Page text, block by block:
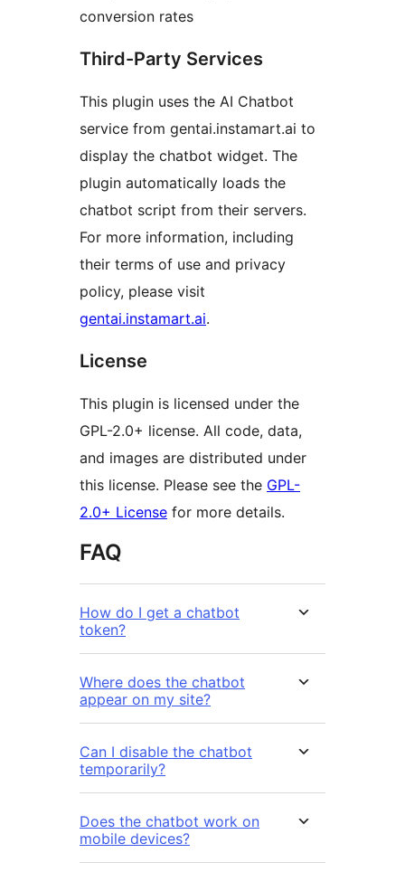
conversion rates
Third-Party Services
This plugin uses the AI Chatbot
service from gentai.instamart.ai to
display the chatbot widget. The
plugin automatically loads the
chatbot script from their servers.
For more information, including
their terms of use and privacy
policy, please visit
gentai.instamart.ai.
License
This plugin is licensed under the
GPL-2.0+ license. All code, data,
and images are distributed under
this license. Please see the GPL-
2.0+ License for more details.
FAQ
How do I get a chatbot
token?
Where does the chatbot
appear on my site?
Can I disable the chatbot
temporarily?
Does the chatbot work on
mobile devices?